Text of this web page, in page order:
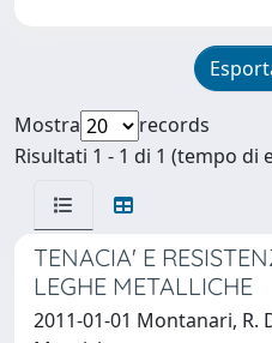
Mostra
records
Risultati 1 - 1 di 1 (tempo di
TENACIA' E
LEGHE METALLICHE
2011-01-01 Montanari, R.